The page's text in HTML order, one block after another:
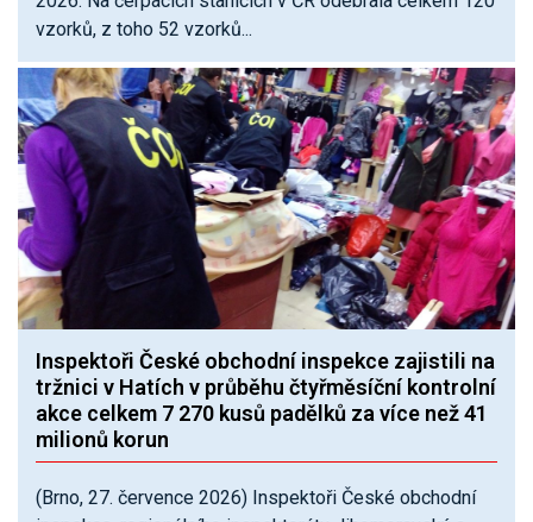
vzorků, z toho 52 vzorků...
Inspektoři České obchodní inspekce zajistili na
tržnici v Hatích v průběhu čtyřměsíční kontrolní
akce celkem 7 270 kusů padělků za více než 41
milionů korun
(Brno, 27. července 2026) Inspektoři České obchodní